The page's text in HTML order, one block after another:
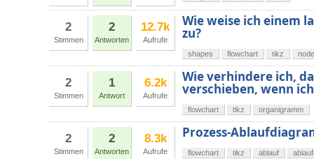
2
Stimmen
2
Antworten
12.7k
Aufrufe
Wie weise ich einem
zu?
shapes flowchart tikz
2
Stimmen
1
Antwort
6.2k
Aufrufe
Wie verhindere ich,
verschieben, wenn
flowchart tikz organigramm
2
Stimmen
2
Antworten
8.3k
Aufrufe
Prozess-
flowchart tikz ablauf